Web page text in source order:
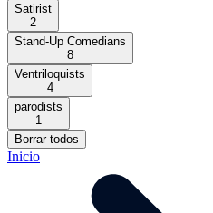
Satirist
2
Stand-Up Comedians
8
Ventriloquists
4
parodists
1
Borrar todos
Inicio